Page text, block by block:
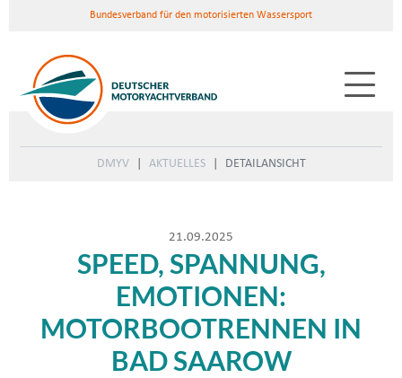
Bundesverband für den motorisierten Wassersport
DMYV AKTUELLES DETAILANSICHT
21.09.2025
SPEED, SPANNUNG,
EMOTIONEN:
MOTORBOOTRENNEN IN
BAD SAAROW